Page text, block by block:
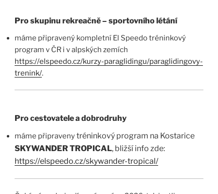
Pro skupinu rekreačně – sportovního létání
máme připravený kompletní El Speedo tréninkový
program v ČR i v alpských zemích
https://elspeedo.cz/kurzy-paraglidingu/paraglidingovy-
trenink/.
Pro cestovatele a dobrodruhy
máme připravenytréninkový program na Kostarice
SKYWANDER TROPICAL, bližší info zde:
https://elspeedo.cz/skywander-tropical/